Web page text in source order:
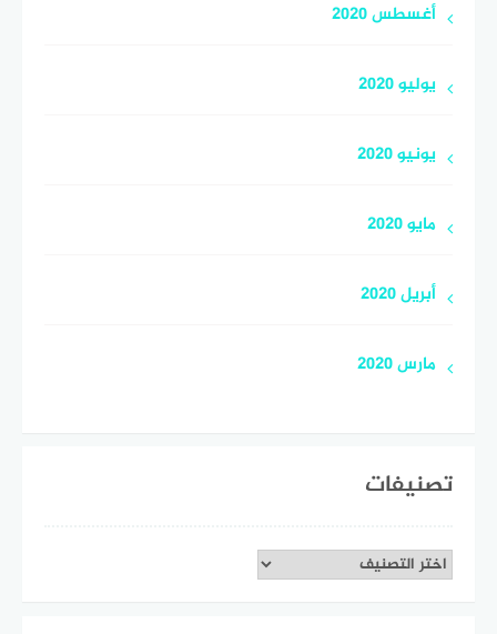
أغسطس 2020
يوليو 2020
يونيو 2020
مايو 2020
أبريل 2020
مارس 2020
تصنيفات
تصنيفات